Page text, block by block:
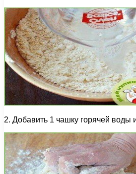
2. Добавить 1 чашку горячей воды